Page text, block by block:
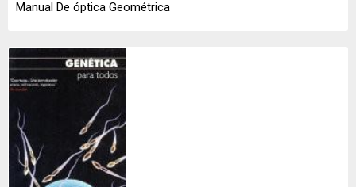
Manual De óptica Geométrica